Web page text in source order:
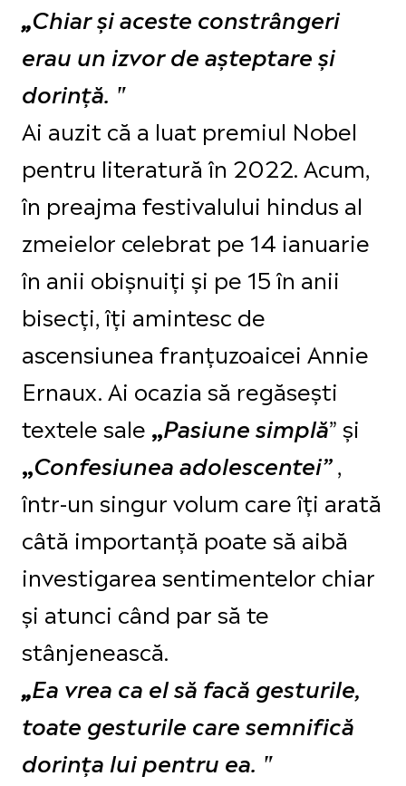
„Chiar și aceste constrângeri
erau un izvor de așteptare și
dorință. "
Ai auzit că a luat premiul Nobel
pentru literatură în 2022. Acum,
în preajma festivalului hindus al
zmeielor celebrat pe 14 ianuarie
în anii obișnuiți și pe 15 în anii
bisecți, îți amintesc de
ascensiunea franțuzoaicei Annie
Ernaux. Ai ocazia să regăsești
textele sale „Pasiune simplă” și
„Confesiunea adolescentei”,
într-un singur volum care îți arată
câtă importanță poate să aibă
investigarea sentimentelor chiar
și atunci când par să te
stânjenească.
„Ea vrea ca el să facă gesturile,
toate gesturile care semnifică
dorința lui pentru ea. "